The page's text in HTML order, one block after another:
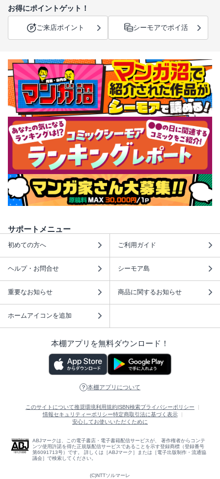
お得にポイントゲット！
ご来店ポイント シーモアでポイ活
サポートメニュー
初めての方へ ご利用ガイド
ヘルプ・お問合せ シーモア島
重要なお知らせ 商品に関するお知らせ
ホームアイコンを追加
本棚アプリを無料ダウンロード！
本棚アプリについて
このサイトについて推奨環境利用規約ISBN検索プライバシーポリシー
情報セキュリティーポリシー特定商取引法に基づく表示
安心してお使いいただくために
ABJマークは、この電子書店・電子書籍配信サービスが、 著作権者からコンテ
ンツ使用許諾を得た正規版配信サービスであることを示す登録商標（登録番号
第6091713号）です。 詳しくは［ABJマーク］または［電子出版制作・流通協
議会］で検索してください。
(C)NTTソルマーレ